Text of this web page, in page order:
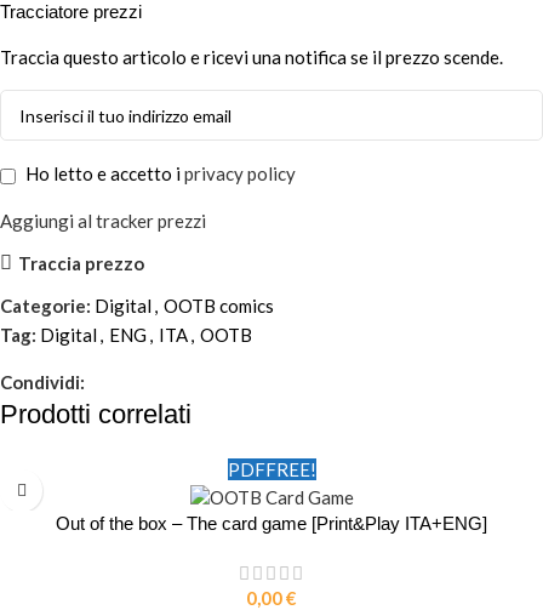
Tracciatore prezzi
Traccia questo articolo e ricevi una notifica se il prezzo scende.
Ho letto e accetto iprivacy policy
Aggiungi al tracker prezzi
Traccia prezzo
Categorie: Digital, OOTB comics
Tag: Digital, ENG, ITA, OOTB
Condividi:
Prodotti correlati
PDFFREE!
Out of the box – The card game [Print&Play ITA+ENG]
0,00€